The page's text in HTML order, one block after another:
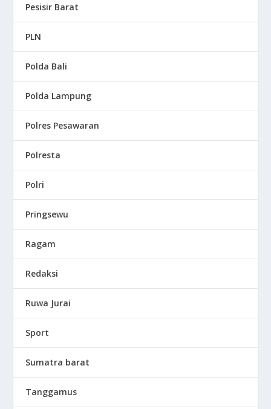
Pesisir Barat
PLN
Polda Bali
Polda Lampung
Polres Pesawaran
Polresta
Polri
Pringsewu
Ragam
Redaksi
Ruwa Jurai
Sport
Sumatra barat
Tanggamus